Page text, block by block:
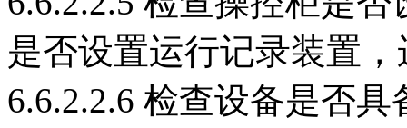
是否设置运行记录装置
6.6.2.2.6 检查设备是否